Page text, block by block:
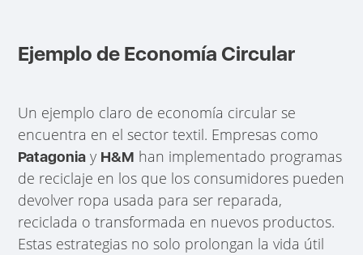
Ejemplo de Economía Circular
Un ejemplo claro de economía circular se
encuentra en el sector textil. Empresas como
Patagonia y H&M han implementado programas
de reciclaje en los que los consumidores pueden
devolver ropa usada para ser reparada,
reciclada o transformada en nuevos productos.
Estas estrategias no solo prolongan la vida útil